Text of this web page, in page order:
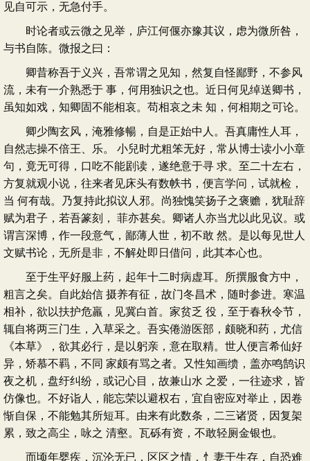
见自可示，无急付手。
时论者或云微之见举，庐江何偃亦豫其议，虑为微所咎，
与书自陈。微报之曰：
卿昔称吾于义兴，吾常谓之见知，然复自怪鄙野，不参风
流，未有一介熟悉于 事，何用独识之也。近日何见绰送卿书，
虽知如戏，知卿固不能相哀。苟相哀之未 知，何相期之可论。
卿少陶玄风，淹雅修暢，自是正始中人。吾真庸性人耳，
自然志操不倍王、乐。 小兒时尤粗笨无好，常从博士读小小章
句，竟无可得，口吃不能剧读，遂绝意于寻 求。至二十左右，
方复就观小说，往来者见床头有数帙书，便言学问，试就检，
当 何有哉。乃复持此拟议人邪。尚独愧笑扬子之褒赡，犹耻辞
赋为君子，若吾篆刻， 菲亦甚矣。卿诸人亦当尤以此见议。或
谓言深博，作一段意气，鄙薄人世，初不敢 然。是以每见世人
文赋书论，无所是非，不解处即日借问，此其本心也。
至于生平好服上药，起年十二时病虚耳。所撰服食方中，
粗言之矣。自此始信 摄养有征，故门冬昌术，随时参进。寒温
相补，欲以扶护危羸，见冀白首。家贫乏 役，至于春秋令节，
辄自将两三门生，入草采之。吾实倦游医部，颇晓和药，尤信
《本草》，欲其必行，是以躬亲，意在取精。世人便言希仙好
异，矫慕不羁，不同 家颇有骂之者。又性知画缋，盖亦鸣鹄识
夜之机，盘纡纠纷，或记心目，故兼山水 之爱，一往迹求，皆
仿像也。不好诣人，能忘荣以避权右，宜自密应对举止，因卷
惭自保，不能勉其所短耳。由来有此数条，二三诸贤，因复架
累，致之高尘，咏之 清壑。瓦砾有资，不敢轻厕金银也。
而顷年婴疾，沉沦无已，区区之情，忄妻于生存，自恐难